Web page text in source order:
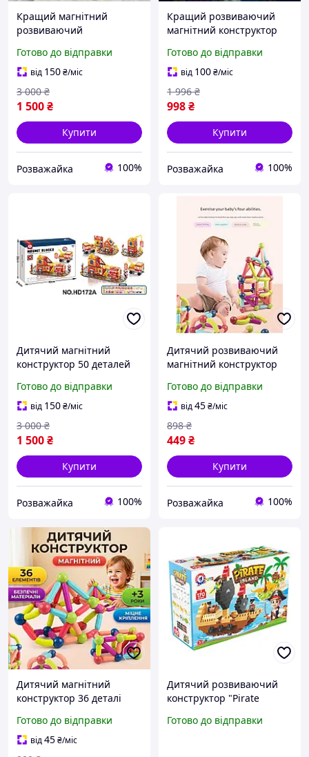
Кращий магнітний
розвиваючий
для спільної гри з
батьками 50 деталей
Готово до відправки
від 150₴/міс
1 500₴
3 000 ₴
Купити
Розважайка 100%
Кращий розвиваючий
магнітний конструктор
44 деталі з 3D
підсвічуванням
Готово до відправки
від 100₴/міс
998₴
1 996 ₴
Купити
Розважайка 100%
Дитячий магнітний
конструктор 50 деталей
конструктор для
посидючості та логіки у
дітей
Готово до відправки
від 150₴/міс
1 500₴
3 000 ₴
Купити
Розважайка 100%
Дитячий розвиваючий
магнітний конструктор
конструктор з великими
деталями
Готово до відправки
від45₴/міс
449₴
898 ₴
Купити
Розважайка 100%
Дитячий магнітний
конструктор 36 деталі
конструктор для розвитку
посидючості та уваги
Готово до відправки
від45₴/міс
Дитячий розвиваючий
конструктор "Pirate
деталей
Готово до відправки